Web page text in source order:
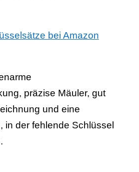
bei Amazon
präzise Mäuler, gut
und eine
in der fehlende Schlüssel